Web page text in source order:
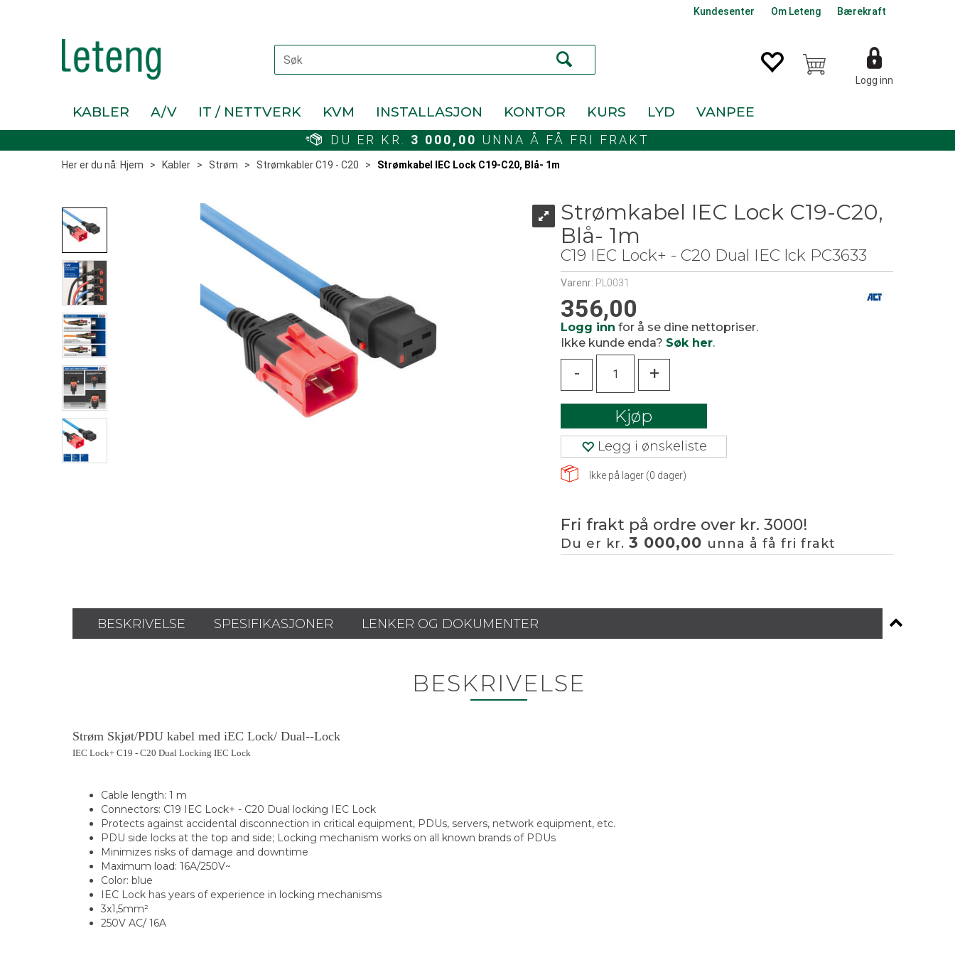
Kundesenter Om Leteng Bærekraft
Logg inn
KABLER A/V IT / NETTVERK KVM INSTALLASJON KONTOR KURS LYD VANPEE
DU ER KR. 3 000,00 UNNA Å FÅ FRI FRAKT
Her er du nå: Hjem > Kabler > Strøm > Strømkabler C19 - C20 > Strømkabel IEC Lock C19-C20, Blå- 1m
Strømkabel IEC Lock C19-C20,
Blå- 1m
C19 IEC Lock+ - C20 Dual IEC lck PC3633
Varenr: PL0031
356,00
Logg inn for å se dine nettopriser.
Ikke kunde enda? Søk her.
- +
Kjøp
Legg i ønskeliste
Ikke på lager (0 dager)
Fri frakt på ordre over kr. 3000!
Du er kr. 3 000,00 unna å få fri frakt
BESKRIVELSE SPESIFIKASJONER LENKER OG DOKUMENTER
BESKRIVELSE
Strøm Skjøt/PDU kabel med iEC Lock/ Dual--Lock
IEC Lock+ C19 - C20 Dual Locking IEC Lock
Cable length: 1 m
Connectors: C19 IEC Lock+ - C20 Dual locking IEC Lock
Protects against accidental disconnection in critical equipment, PDUs, servers, network equipment, etc.
PDU side locks at the top and side; Locking mechanism works on all known brands of PDUs
Minimizes risks of damage and downtime
Maximum load: 16A/250V~
Color: blue
IEC Lock has years of experience in locking mechanisms
3x1,5mm²
250V AC/ 16A